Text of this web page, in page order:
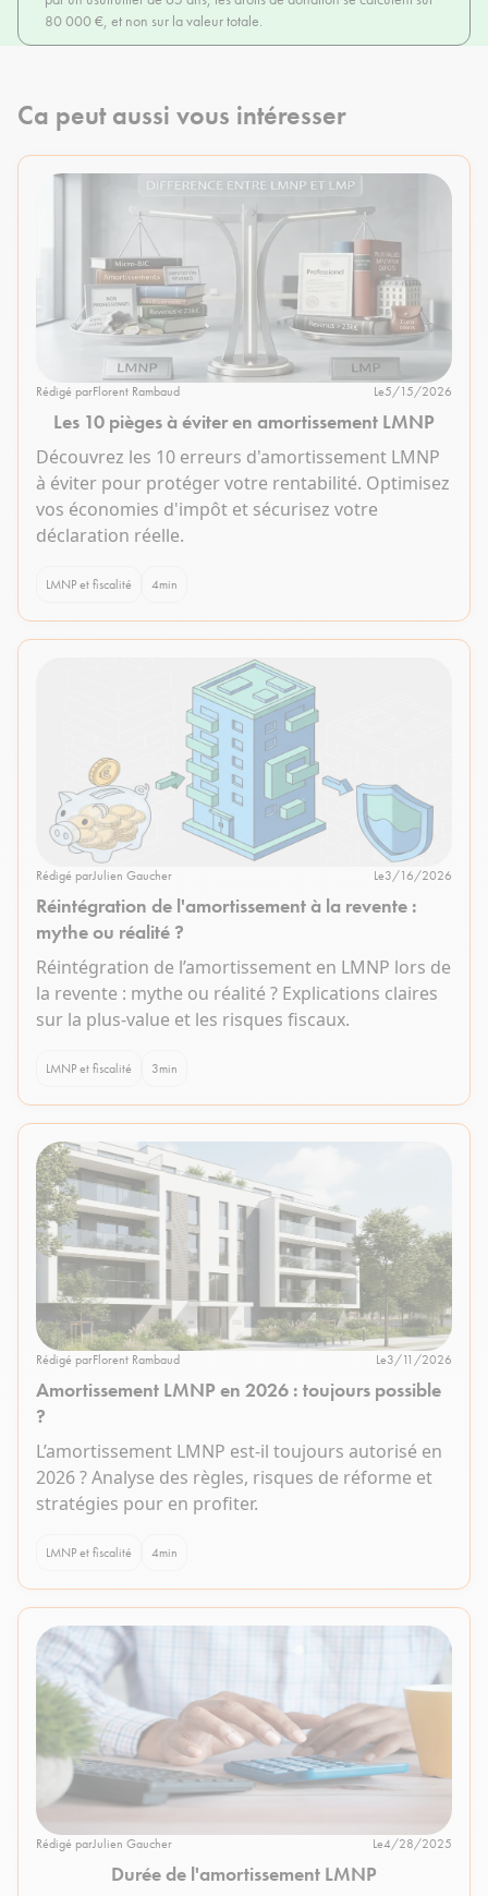
80 000 €, et non sur la valeur totale.
Ca peut aussi vous intéresser
Rédigé parFlorent Rambaud Le5/15/2026
Les 10 pièges à éviter en amortissement LMNP
Découvrez les 10 erreurs d'amortissement LMNP
à éviter pour protéger votre rentabilité. Optimisez
vos économies d'impôt et sécurisez votre
déclaration réelle.
LMNP et fiscalité 4min
Rédigé parJulien Gaucher Le3/16/2026
Réintégration de l'amortissement à la revente :
mythe ou réalité ?
Réintégration de l’amortissement en LMNP lors de
la revente : mythe ou réalité ? Explications claires
sur la plus-value et les risques fiscaux.
LMNP et fiscalité 3min
Rédigé parFlorent Rambaud Le3/11/2026
Amortissement LMNP en 2026 : toujours possible
?
L’amortissement LMNP est-il toujours autorisé en
2026 ? Analyse des règles, risques de réforme et
stratégies pour en profiter.
LMNP et fiscalité 4min
Rédigé parJulien Gaucher Le4/28/2025
Durée de l'amortissement LMNP